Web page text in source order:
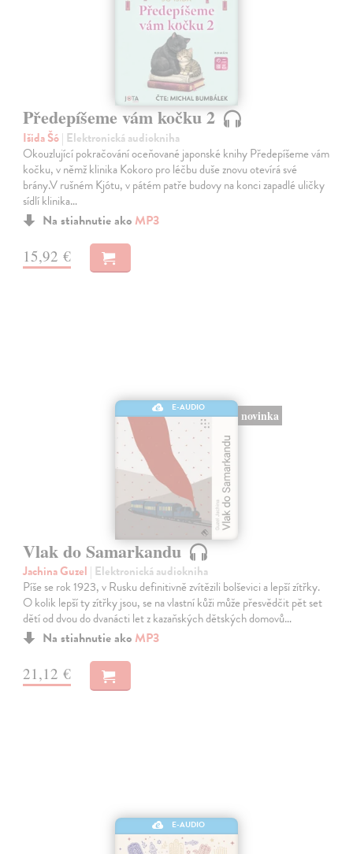
Předepíšeme vám kočku 2
Išida Šó| Elektronická audiokniha
Okouzlující pokračování oceňované japonské knihy Předepíšeme vám
kočku, v němž klinika Kokoro pro léčbu duše znovu otevírá své
brány.V rušném Kjótu, v pátém patře budovy na konci zapadlé uličky
sídlí klinika…
Na stiahnutie ako MP3
15,92 €
E-AUDIO
novinka
Vlak do Samarkandu
Jachina Guzel | Elektronická audiokniha
Píše se rok 1923, v Rusku definitivně zvítězili bolševici a lepší zítřky.
O kolik lepší ty zítřky jsou, se na vlastní kůži může přesvědčit pět set
dětí od dvou do dvanácti let z kazaňských dětských domovů…
Na stiahnutie ako MP3
21,12 €
E-AUDIO